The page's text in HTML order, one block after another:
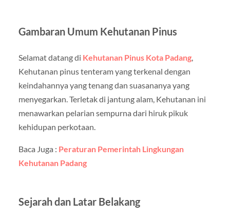
Gambaran Umum Kehutanan Pinus
Selamat datang di Kehutanan Pinus Kota Padang,
Kehutanan pinus tenteram yang terkenal dengan
keindahannya yang tenang dan suasananya yang
menyegarkan. Terletak di jantung alam, Kehutanan ini
menawarkan pelarian sempurna dari hiruk pikuk
kehidupan perkotaan.
Baca Juga : Peraturan Pemerintah Lingkungan
Kehutanan Padang
Sejarah dan Latar Belakang